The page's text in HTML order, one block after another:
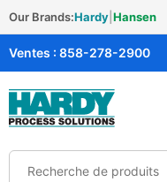
Our Brands:Hardy Hansen
Ventes : 858-278-2900
Solutions Hardy